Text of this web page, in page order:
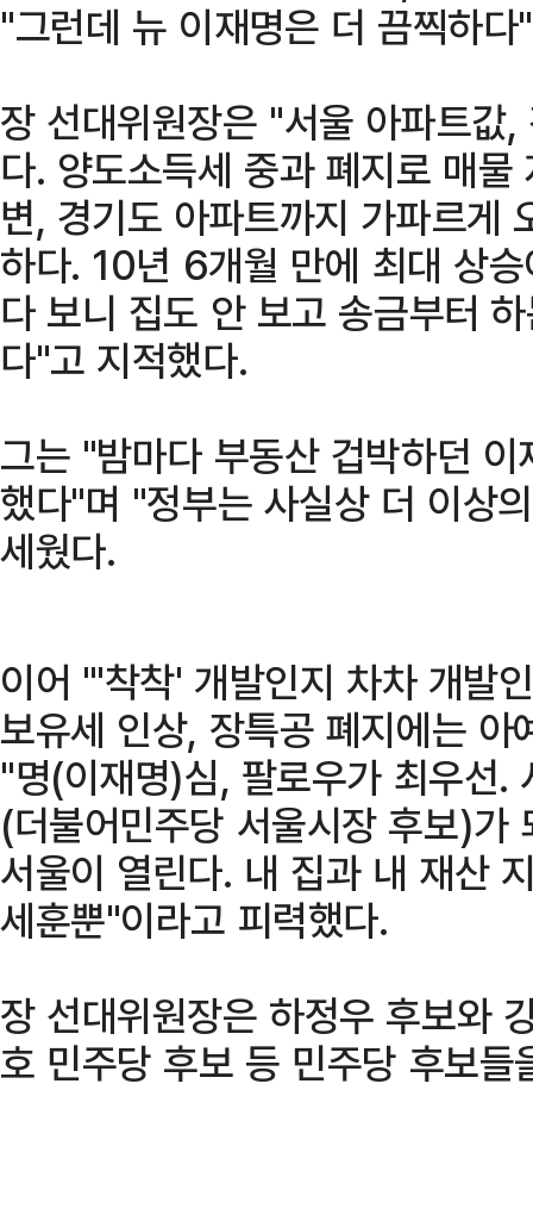
"그런데 뉴 이재명은 더 끔찍하
장 선대위원장은 "서울 아파트값
다. 양도소득세 중과 폐지로 매
변, 경기도 아파트까지 가파르게
하다. 10년 6개월 만에 최대 상
다 보니 집도 안 보고 송금부터
다"고 지적했다.
그는 "밤마다 부동산 겁박하던
했다"며 "정부는 사실상 더 이상
세웠다.
이어 "'착착' 개발인지 차차 개발
보유세 인상, 장특공 폐지에는
"명(이재명)심, 팔로우가 최우선.
(더불어민주당 서울시장 후보)가
서울이 열린다. 내 집과 내 재산
세훈뿐"이라고 피력했다.
장 선대위원장은 하정우 후보와
호 민주당 후보 등 민주당 후보